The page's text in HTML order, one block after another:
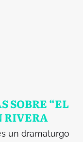
SOBRE “EL
RIVERA
un dramaturgo